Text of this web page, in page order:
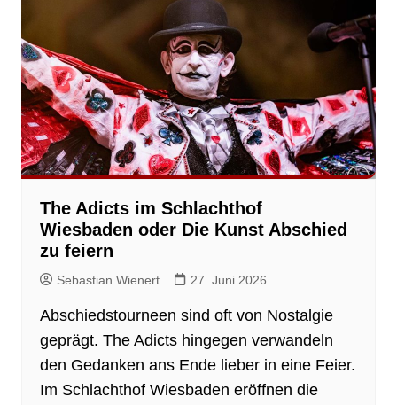
The Adicts im Schlachthof
Wiesbaden oder Die Kunst Abschied
zu feiern
Sebastian Wienert 27. Juni 2026
Abschiedstourneen sind oft von Nostalgie
geprägt. The Adicts hingegen verwandeln
den Gedanken ans Ende lieber in eine Feier.
Im Schlachthof Wiesbaden eröffnen die